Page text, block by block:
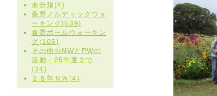
未分類(4)
秦野ノルディックウォ
ーキング(539)
秦野ポールウォーキン
グ(105)
その他のNWとPWの
活動：25年度まで
(34)
２８年ＮＷ(4)